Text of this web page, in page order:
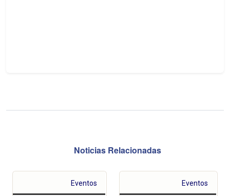
Noticias Relacionadas
Eventos Eventos